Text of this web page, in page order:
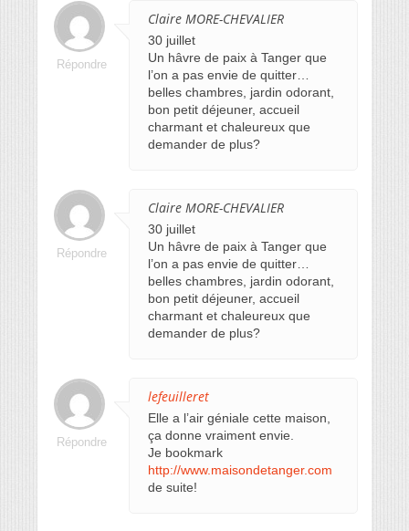
Claire MORE-CHEVALIER
30 juillet
Un hâvre de paix à Tanger que
l’on a pas envie de quitter…
belles chambres, jardin odorant,
bon petit déjeuner, accueil
charmant et chaleureux que
demander de plus?
Répondre
Claire MORE-CHEVALIER
30 juillet
Un hâvre de paix à Tanger que
l’on a pas envie de quitter…
belles chambres, jardin odorant,
bon petit déjeuner, accueil
charmant et chaleureux que
demander de plus?
Répondre
lefeuilleret
Elle a l’air géniale cette maison,
ça donne vraiment envie.
Je bookmark
http://www.maisondetanger.com
de suite!
Répondre